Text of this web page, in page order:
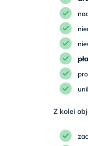
Z kolei